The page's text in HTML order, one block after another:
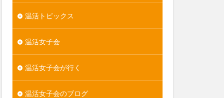
温活トピックス
温活女子会
温活女子会が行く
温活女子会のブログ